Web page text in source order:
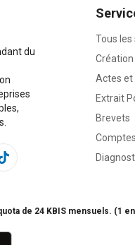
du
Tous les
Actes
Extrait
Brevets
de 24 KBIS mensuels. (1